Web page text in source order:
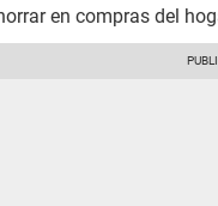
en compras del